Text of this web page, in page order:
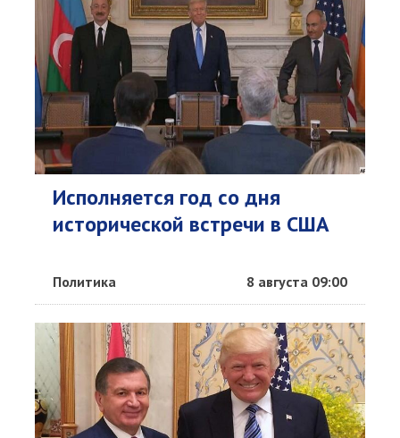
Исполняется год со дня
исторической встречи в США
Политика 8 августа 09:00